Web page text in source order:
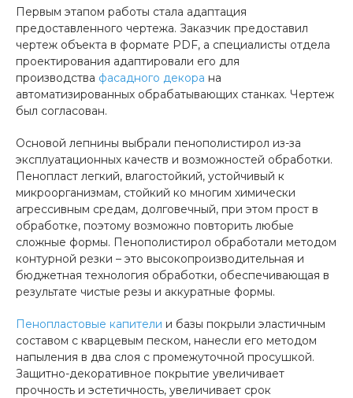
Первым этапом работы стала адаптация
предоставленного чертежа. Заказчик предоставил
чертеж объекта в формате PDF, а специалисты отдела
проектирования адаптировали его для
производства фасадного декора на
автоматизированных обрабатывающих станках. Чертеж
был согласован.
Основой лепнины выбрали пенополистирол из-за
эксплуатационных качеств и возможностей обработки.
Пенопласт легкий, влагостойкий, устойчивый к
микроорганизмам, стойкий ко многим химически
агрессивным средам, долговечный, при этом прост в
обработке, поэтому возможно повторить любые
сложные формы. Пенополистирол обработали методом
контурной резки – это высокопроизводительная и
бюджетная технология обработки, обеспечивающая в
результате чистые резы и аккуратные формы.
Пенопластовые капители и базы покрыли эластичным
составом с кварцевым песком, нанесли его методом
напыления в два слоя с промежуточной просушкой.
Защитно-декоративное покрытие увеличивает
прочность и эстетичность, увеличивает срок